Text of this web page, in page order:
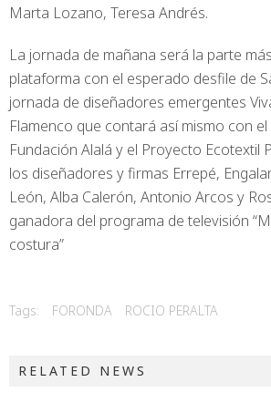
Marta Lozano, Teresa Andrés.
La jornada de mañana será la parte
plataforma con el esperado desfile de
jornada de diseñadores emergentes
Flamenco que contará así mismo con
Fundación Alalá y el Proyecto Ecotextil
los diseñadores y firmas Errepé,
León, Alba Calerón, Antonio Arcos y
ganadora del programa de televisión
costura”
Tags: FORONDA ROCIO PERALTA
RELATED NEWS